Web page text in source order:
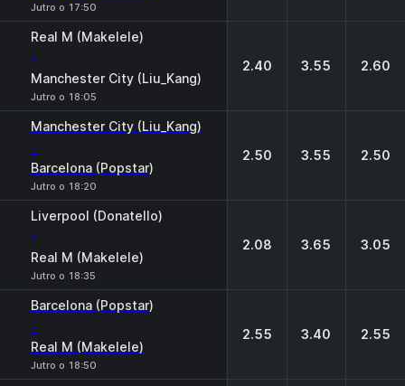
Jutro o 17:50
Real M (Makelele)
-
Manchester City (Liu_Kang)
Jutro o 18:05
2.40 3.55 2.60
Manchester City (Liu_Kang)
-
Barcelona (Popstar)
Jutro o 18:20
2.50 3.55 2.50
Liverpool (Donatello)
-
Real M (Makelele)
Jutro o 18:35
2.08 3.65 3.05
Barcelona (Popstar)
-
Real M (Makelele)
Jutro o 18:50
2.55 3.40 2.55